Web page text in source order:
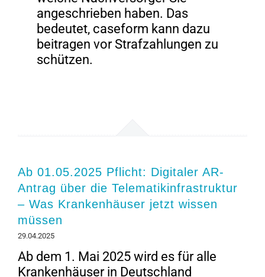
angeschrieben haben. Das
bedeutet, caseform kann dazu
beitragen vor Strafzahlungen zu
schützen.
Ab 01.05.2025 Pflicht: Digitaler AR-
Antrag über die Telematikinfrastruktur
– Was Krankenhäuser jetzt wissen
müssen
29.04.2025
Ab dem 1. Mai 2025 wird es für alle
Krankenhäuser in Deutschland